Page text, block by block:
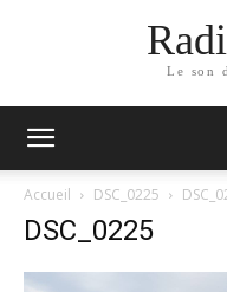
Le son
Accueil DSC_0225
DSC_0225